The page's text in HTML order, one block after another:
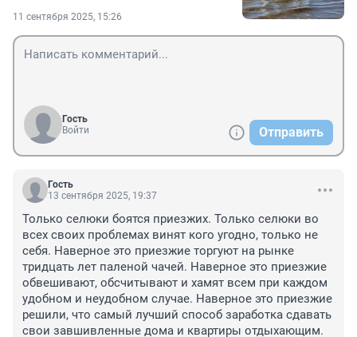
11 сентября 2025, 15:26
Гость
Войти
Отправить
Гость
13 сентября 2025, 19:37
Только селюки боятся приезжих. Только селюки во
всех своих проблемах винят кого угодно, только не
себя. Наверное это приезжие торгуют на рынке
тридцать лет паленой чачей. Наверное это приезжие
обвешивают, обсчитывают и хамят всем при каждом
удобном и неудобном случае. Наверное это приезжие
решили, что самый лучший способ заработка сдавать
свои завшивленные дома и квартиры отдыхающим.